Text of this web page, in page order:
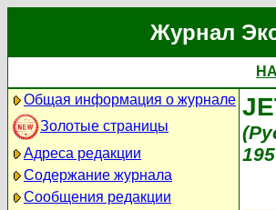
Журнал
Общая информация о журнале
Золотые страницы
Адреса редакции
Содержание журнала
Сообщения редакции